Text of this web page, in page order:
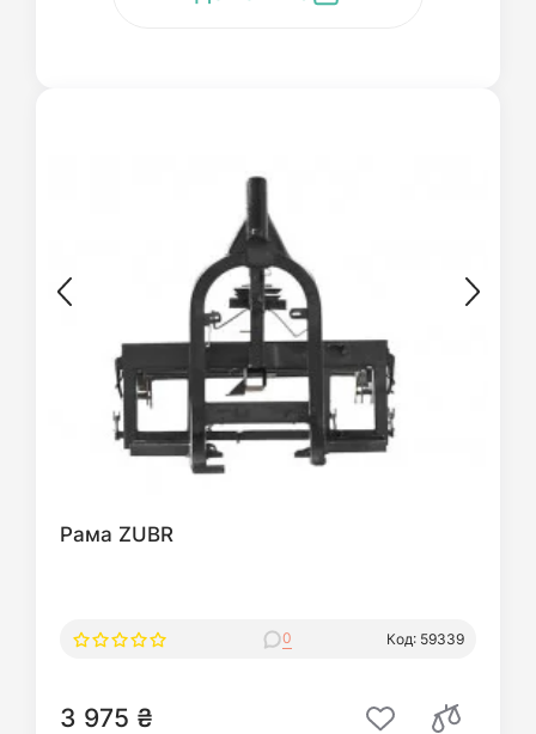
Рама ZUBR
0 Код: 59339
3 975 ₴